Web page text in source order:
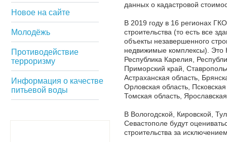
Новое на сайте
Молодёжь
Противодействие
терроризму
Информация о качестве
питьевой воды
данных о кадастровой
В 2019 году в 16 регионах
строительства (то есть все
объекты незавершенного
недвижимые комплексы). Это
Республика Карелия,
Приморский край,
Астраханская область,
Орловская область,
Томская область,
В Вологодской, Кировской,
Севастополе будут
строительства за